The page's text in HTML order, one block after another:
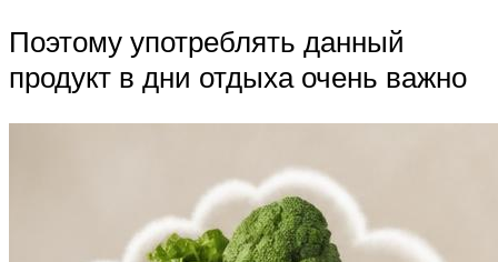
Поэтому употреблять данный
продукт в дни отдыха очень важно